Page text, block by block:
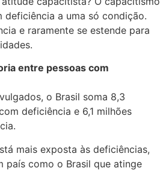
deficiência a uma só condição.
e raramente se estende para
entre pessoas com
o Brasil soma 8,3
deficiência e 6,1 milhões
mais exposta às deficiências,
país como o Brasil que atinge